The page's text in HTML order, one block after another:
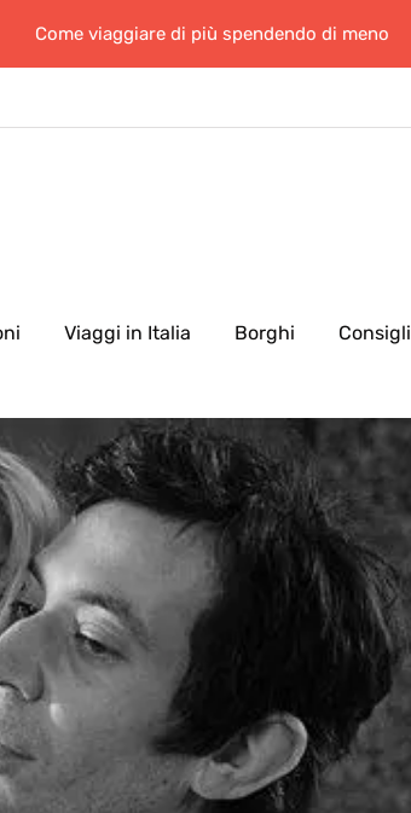
Come viaggiare di più spendendo di meno
Viaggi in Italia Borghi Consigli